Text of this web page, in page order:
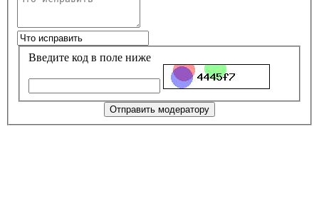
Введите код в поле ниже
Отправить модератору